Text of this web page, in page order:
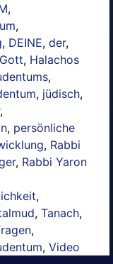
,
,
, DEINE, der,
Gott, Halachos
,
, jüdisch,
,
, persönliche
, Rabbi
, Rabbi Yaron
,
, Tanach,
,
, Video